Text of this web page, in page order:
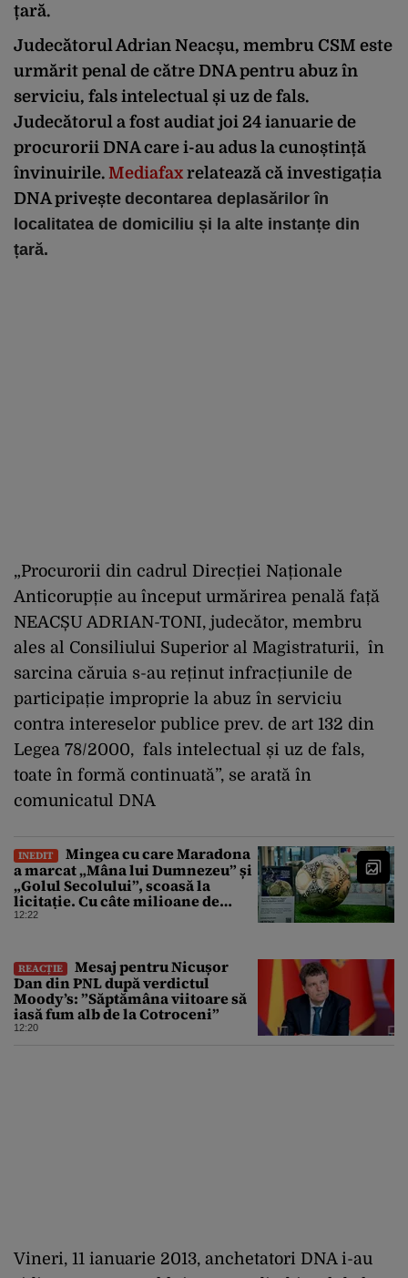
țară.
Judecătorul Adrian Neacșu, membru CSM este
urmărit penal de către DNA pentru abuz în
serviciu, fals intelectual și uz de fals.
Judecătorul a fost audiat joi 24 ianuarie de
procurorii DNA care i-au adus la cunoștință
învinuirile. Mediafax relatează că investigația
DNA privește decontarea deplasărilor în
localitatea de domiciliu și la alte instanțe din
țară.
„Procurorii din cadrul Direcției Naționale
Anticorupție au început urmărirea penală față
NEACȘU ADRIAN-TONI, judecător, membru
ales al Consiliului Superior al Magistraturii, în
sarcina căruia s-au reținut infracțiunile de
participație improprie la abuz în serviciu
contra intereselor publice prev. de art 132 din
Legea 78/2000, fals intelectual și uz de fals,
toate în formă continuată”, se arată în
comunicatul DNA
INEDIT
Mingea cu care Maradona
a marcat „Mâna lui Dumnezeu” și
„Golul Secolului”, scoasă la
licitație. Cu câte milioane de
dolari ar putea fi vândută
12:22
REACȚIE
Mesaj pentru Nicușor
Dan din PNL după verdictul
Moody’s: ”Săptămâna viitoare să
iasă fum alb de la Cotroceni”
12:20
Vineri, 11 ianuarie 2013, anchetatori DNA i-au